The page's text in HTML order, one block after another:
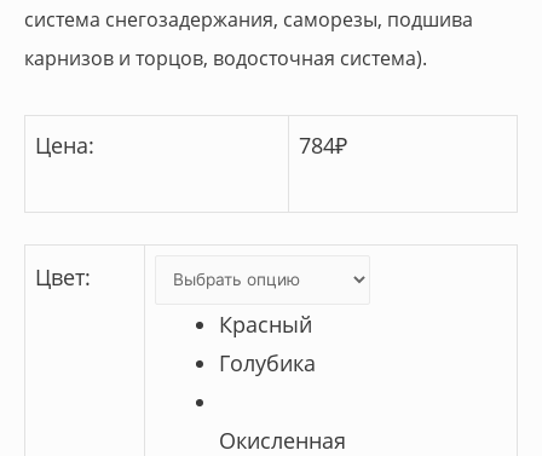
система снегозадержания, саморезы, подшива
карнизов и торцов, водосточная система).
Цена: 784₽
Цвет:
Красный
Голубика
Окисленная